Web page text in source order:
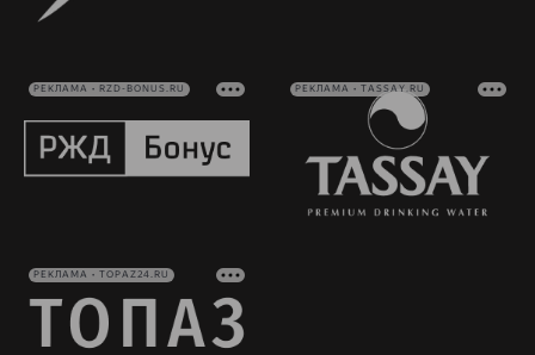
РЕКЛАМА • RZD-BONUS.RU РЕКЛАМА • TASSAY.RU
РЕКЛАМА • TOPAZ24.RU